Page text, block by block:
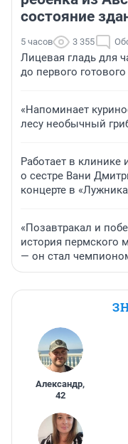
состояние
5 часов 3 355
Лицевая гладь для
до первого
«Напоминает
лесу необычный
Работает в клинике
о сестре Вани
концерте в
«Позавтракал и
история пермского
— он стал
Александр,
42